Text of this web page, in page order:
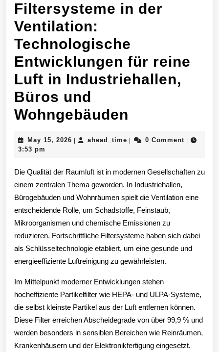
Filtersysteme in der
Ventilation:
Technologische
Entwicklungen für reine
Luft in Industriehallen,
Büros und
Wohngebäuden
in
der
Ventilation:
für
reine
in
Büros
und
May 15, 2026 May
ahead_time ahead_time
0 Comment
3:53 pm
Die Qualität der Raumluft ist in modernen Gesellschaften zu
einem zentralen Thema geworden. In Industriehallen,
Bürogebäuden und Wohnräumen spielt die Ventilation eine
entscheidende Rolle, um Schadstoffe, Feinstaub,
Mikroorganismen und chemische Emissionen zu
reduzieren. Fortschrittliche Filtersysteme haben sich dabei
als Schlüsseltechnologie etabliert, um eine gesunde und
energieeffiziente Luftreinigung zu gewährleisten.
Im Mittelpunkt moderner Entwicklungen stehen
hocheffiziente Partikelfilter wie HEPA- und ULPA-Systeme,
die selbst kleinste Partikel aus der Luft entfernen können.
Diese Filter erreichen Abscheidegrade von über 99,9 % und
werden besonders in sensiblen Bereichen wie Reinräumen,
Krankenhäusern und der Elektronikfertigung eingesetzt.